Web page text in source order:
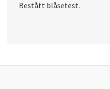
Bestått blåsetest.